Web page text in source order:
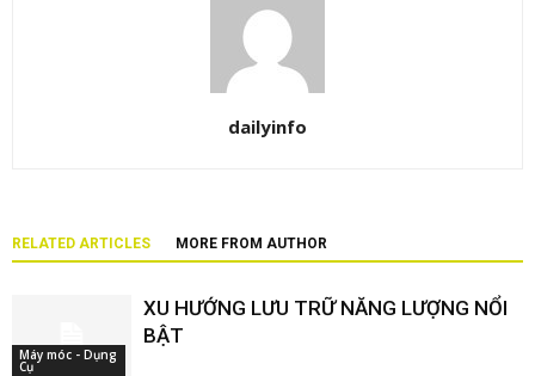
dailyinfo
RELATED ARTICLES MORE FROM AUTHOR
Máy móc - Dụng
Cụ
XU HƯỚNG LƯU TRỮ NĂNG LƯỢNG NỔI
BẬT